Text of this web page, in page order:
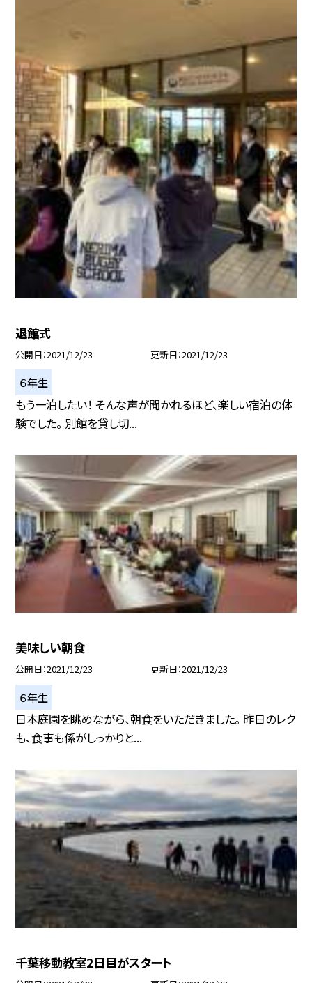
退館式
公開日 2021/12/23 更新日 2021/12/23
６年生
もう一泊したい！ そんな声が聞かれるほど、楽しい宿泊の体
験でした。 別館を貸し切...
美味しい朝食
公開日 2021/12/23 更新日 2021/12/23
６年生
日本庭園を眺めながら、朝食をいただきました。 昨日のレク
も、食事も係がしっかりと...
千葉移動教室2日目がスタート